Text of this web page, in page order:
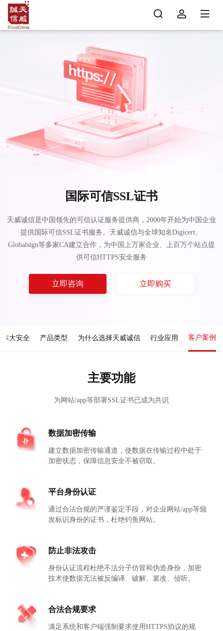
国际可信SSL证书
天威诚信是中国领先的可信认证服务提供商，2000年开始为中国企业
提供国际可信SSL证书服务。天威诚信与全球知名Digicert、
Globalsign等多家CA建立合作，为中国上万家企业、上百万个站点提
供可信HTTPS安全服务
立即咨询 立即购买
本大安全 产品类型 为什么选择天威诚信 行业应用 客户案例
主要功能
为网站/app等部署SSL证书已成为共识
数据加密传输
建立数据加密传输通道，使数据在传输过程中处于
加密状态，保障信息安全不被窃取。
平台身份认证
通过合法合规的严谨鉴定手段，对企业网站/app等颁
发标识身份的证书，杜绝钓鱼网站。
防止非法攻击
身份认证流程杜绝不法分子仿冒和伪造身份，加密
技术使数据无法被反编译、破解、篡改、侦听。
合法合规要求
满足系统和客户端强制要求使用HTTPS协议的规